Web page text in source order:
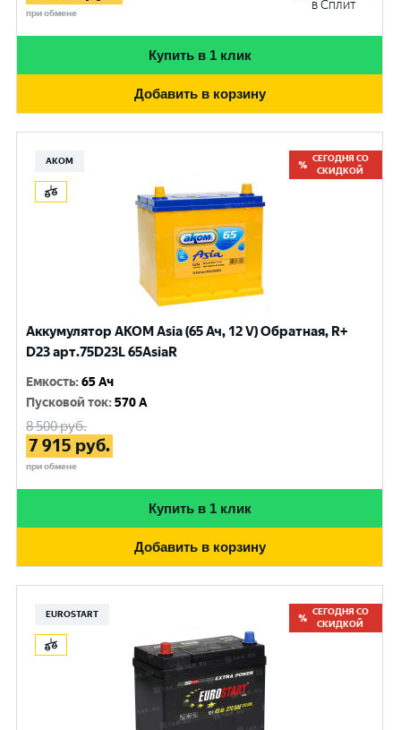
при обмене
в Сплит
Купить в 1 клик
Добавить в корзину
АКОМ
СЕГОДНЯ СО
СКИДКОЙ
Аккумулятор AKOM Asia (65 Ач, 12 V) Обратная, R+
D23 арт.75D23L 65AsiaR
Емкость:65 Ач
Пусковой ток:570 A
8 500руб.
7 915 руб.
при обмене
Купить в 1 клик
Добавить в корзину
EUROSTART
СЕГОДНЯ СО
СКИДКОЙ